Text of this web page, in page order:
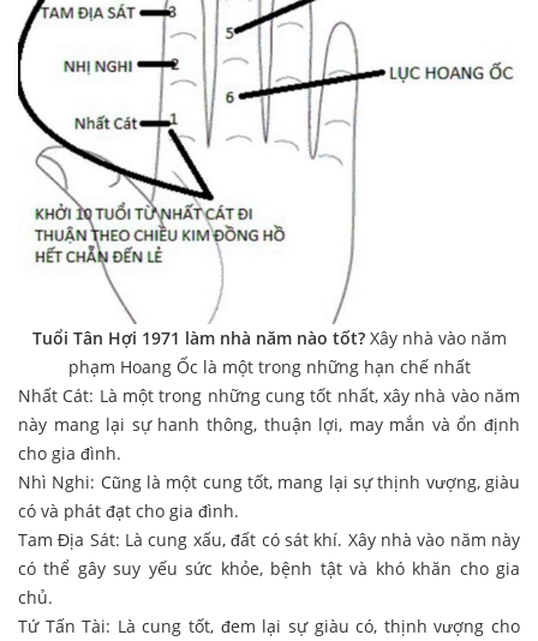
Tuổi Tân Hợi 1971 làm nhà năm nào tốt?Xây nhà vào năm
phạm Hoang Ốc là một trong những hạn chế nhất
Nhất Cát: Là một trong những cung tốt nhất, xây nhà vào năm
này mang lại sự hanh thông, thuận lợi, may mắn và ổn định
cho gia đình.
Nhì Nghi: Cũng là một cung tốt, mang lại sự thịnh vượng, giàu
có và phát đạt cho gia đình.
Tam Địa Sát: Là cung xấu, đất có sát khí. Xây nhà vào năm này
có thể gây suy yếu sức khỏe, bệnh tật và khó khăn cho gia
chủ.
Tứ Tấn Tài: Là cung tốt, đem lại sự giàu có, thịnh vượng cho